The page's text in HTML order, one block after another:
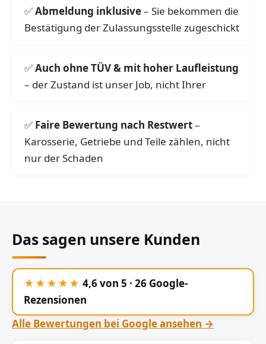
Abmeldung inklusive– Sie bekommen die
Bestätigung der Zulassungsstelle zugeschickt
Auch ohne TÜV & mit hoher Laufleistung
– der Zustand ist unser Job, nicht Ihrer
Faire Bewertung nach Restwert–
Karosserie, Getriebe und Teile zählen, nicht
nur der Schaden
Das sagen unsere Kunden
★★★★★ 4,6 von 5 · 26 Google-
Rezensionen
Alle Bewertungen bei Google ansehen →